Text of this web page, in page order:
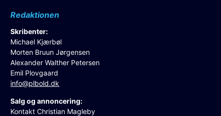
Redaktionen
Skribenter:
Michael Kjærbøl
Morten Bruun Jørgensen
Alexander Walther Petersen
Emil Plovgaard
info@plbold.dk
Salg og annoncering:
Kontakt Christian Magleby